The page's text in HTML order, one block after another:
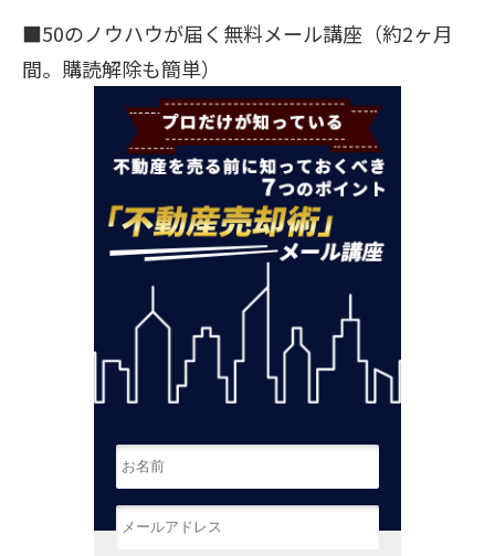
■50のノウハウが届く無料メール講座（約2ヶ月
間。購読解除も簡単）